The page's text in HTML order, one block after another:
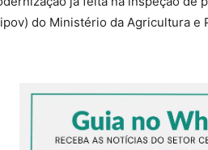
do Ministério da Agricultura